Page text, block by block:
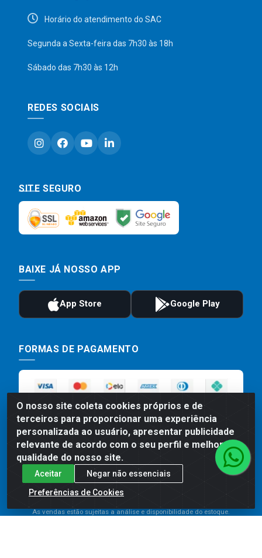
O nosso site coleta cookies próprios e de
terceiros para proporcionar uma experiência
personalizada ao usuário, apresentar publicidade
relevante de acordo com o seu perfil e melhorar a
qualidade do nosso site.
Aceitar
Negar não essenciais
Preferências de Cookies
Horário do atendimento do SAC
Segunda a Sexta-feira das 7h30 às 18h
Sábado das 7h30 às 12h
REDES SOCIAIS
SITE SEGURO
BAIXE JÁ NOSSO APP
FORMAS DE PAGAMENTO
Preços, promoções, condições de pagamento e frete são válidos
para compras realizadas exclusivamente pelo site. Caso haja
divergência de preço de um produto, será válido o preço que for
As vendas estão sujeitas a análise e disponibilidade do estoque.